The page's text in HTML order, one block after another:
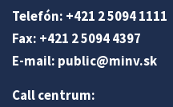
Telefón: +421 2 5094 1111
Fax: +421 2 5094 4397
E-mail: public@minv.sk
Call centrum: